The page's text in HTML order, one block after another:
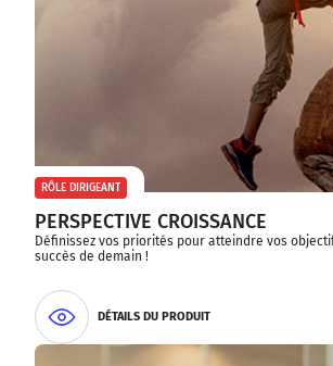
RÔLE DIRIGEANT
PERSPECTIVE CROISSANCE
Définissez vos priorités pour atteindre vos
succès de demain !
DÉTAILS DU PRODUIT